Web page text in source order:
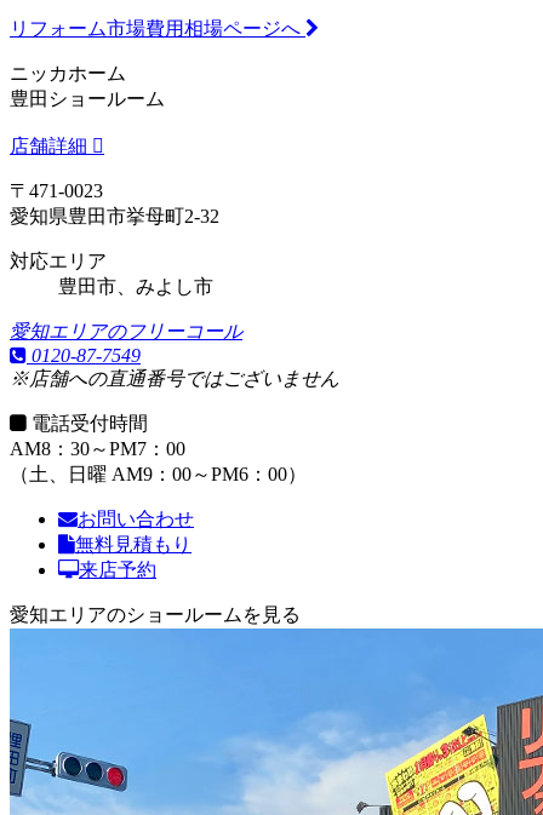
リフォーム市場費用相場ページへ
ニッカホーム
豊田ショールーム
店舗詳細
〒471-0023
愛知県豊田市挙母町2-32
対応エリア
豊田市、みよし市
愛知エリアのフリーコール
0120-87-7549
※店舗への直通番号ではございません
電話受付時間
AM8：30～PM7：00
（土、日曜 AM9：00～PM6：00）
お問い合わせ
無料見積もり
来店予約
愛知エリアのショールームを見る